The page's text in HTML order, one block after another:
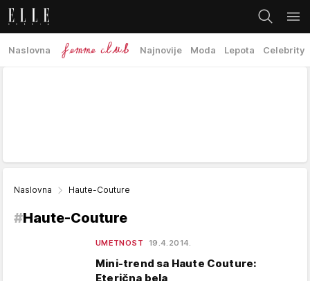
Naslovna Najnovije Moda Lepota Celebrity
Naslovna Haute-Couture
#Haute-Couture
UMETNOST 19.4.2014.
Mini-trend sa Haute Couture:
Eterična bela